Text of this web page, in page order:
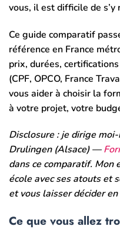
vous, il est difficile de s’y
Ce guide comparatif
référence en France
prix, durées,
(CPF, OPCO, France
vous aider à choisir la
à votre projet, votre
Disclosure : je dirige
Drulingen (Alsace) —
dans ce comparatif. Mon
école avec ses atouts et
et vous laisser décider
Ce que vous allez